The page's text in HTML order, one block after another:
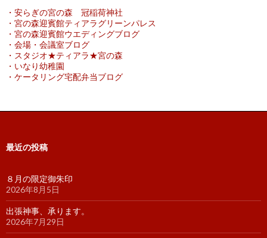
・安らぎの宮の森 冠稲荷神社
・宮の森迎賓館ティアラグリーンパレス
・宮の森迎賓館ウエディングブログ
・会場・会議室ブログ
・スタジオ★ティアラ★宮の森
・いなり幼稚園
・ケータリング宅配弁当ブログ
最近の投稿
８月の限定御朱印
2026年8月5日
出張神事、承ります。
2026年7月29日